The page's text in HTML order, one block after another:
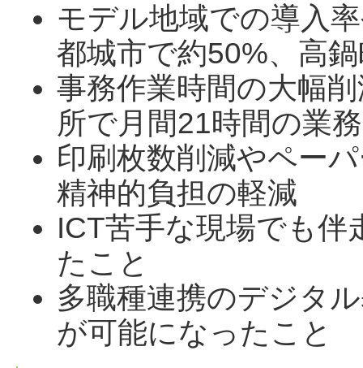
モデル地域での導入
都城市で約50%、高
事務作業時間の大幅
所で月間21時間の業
印刷枚数削減やペー
精神的負担の軽減
ICT苦手な現場でも
たこと
多職種連携のデジタ
が可能になったこと